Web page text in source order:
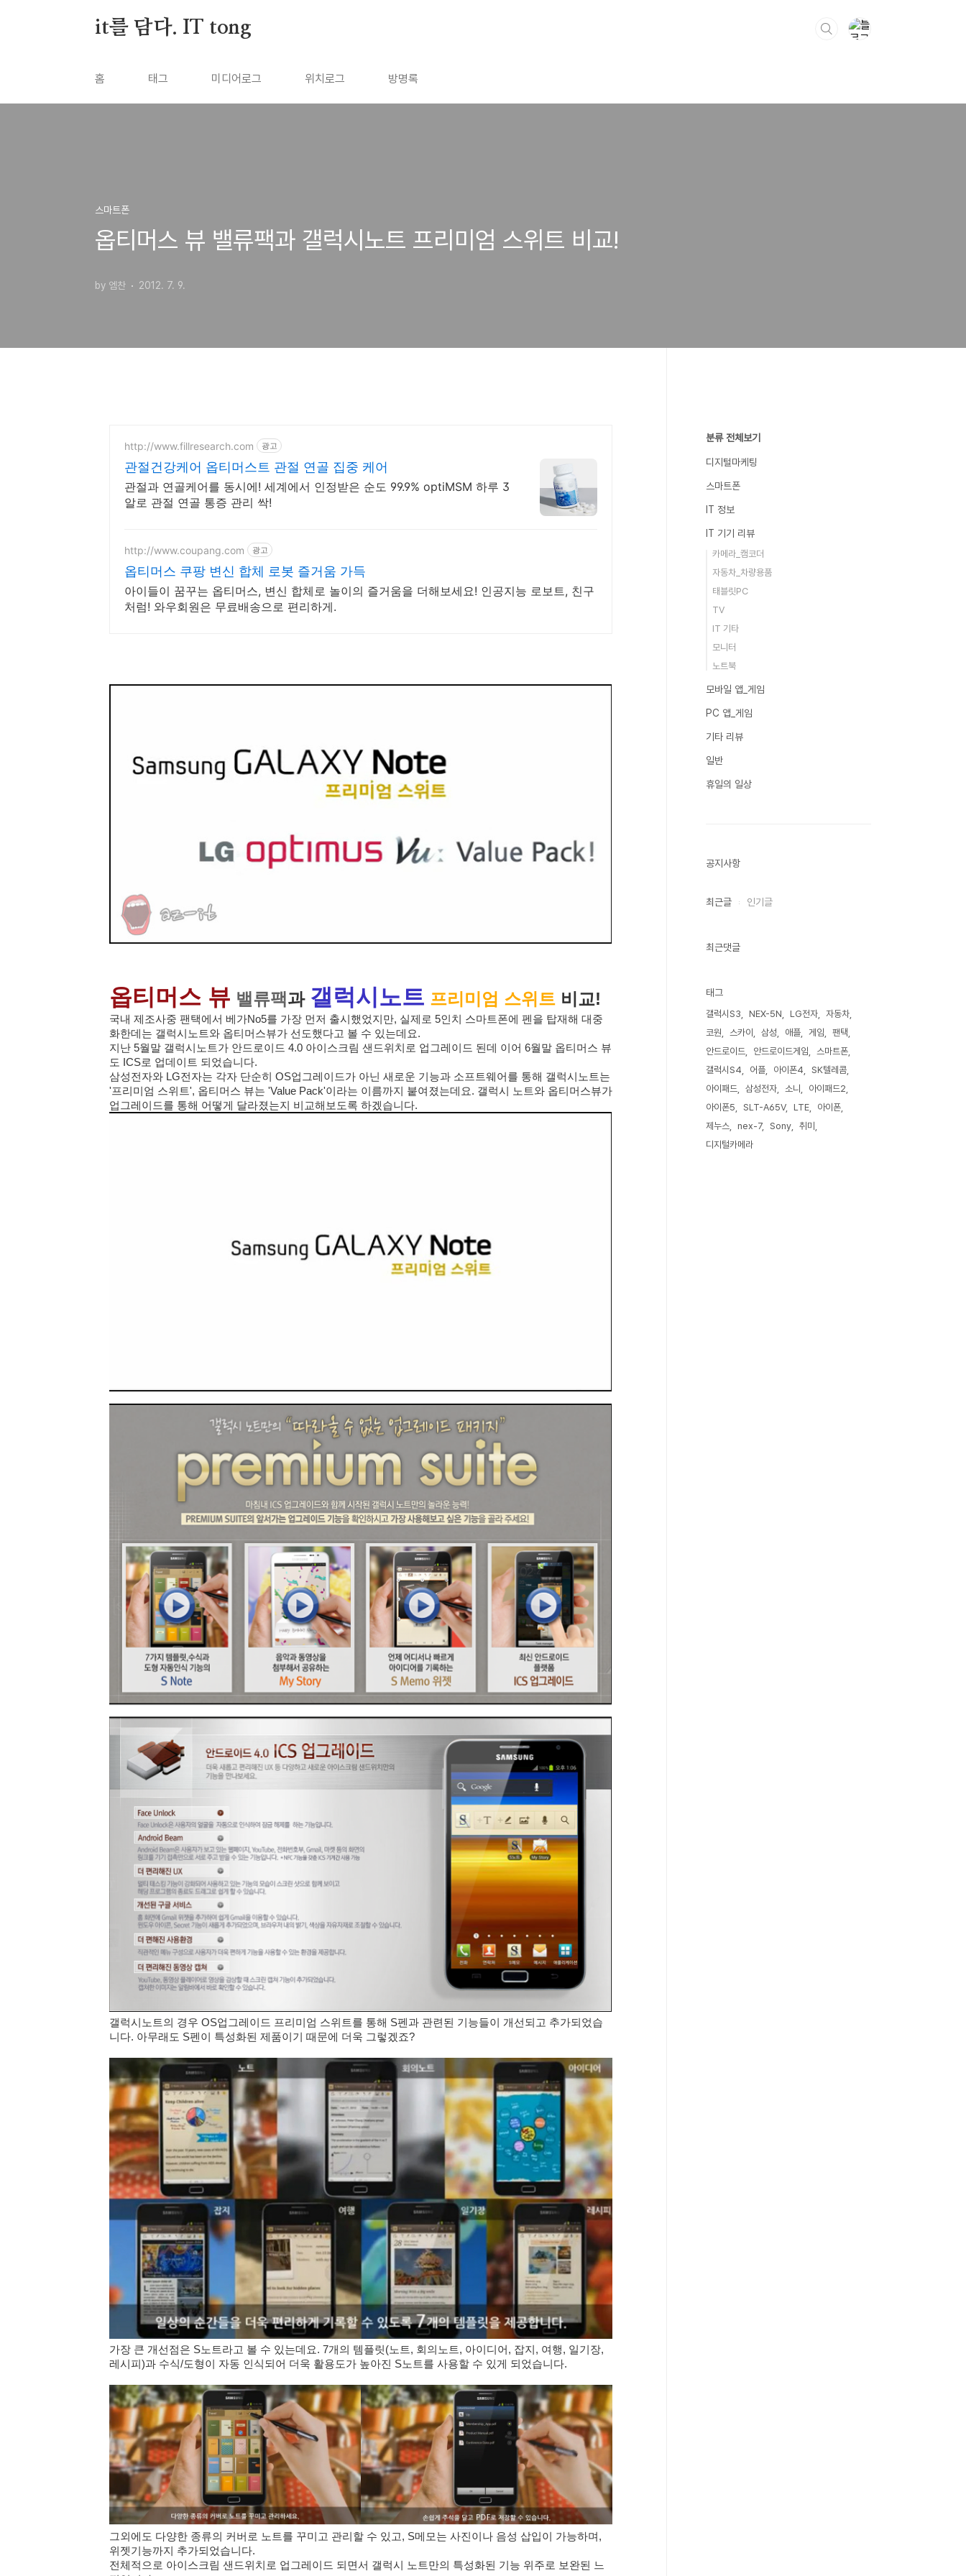
it를 담다. IT tong
홈 태그 미디어로그 위치로그 방명록
스마트폰
옵티머스 뷰 밸류팩과 갤럭시노트 프리미엄 스위트 비교!
by 엠찬 2012. 7. 9.
http://www.fillresearch.com 광고
관절건강케어 옵티머스트 관절 연골 집중 케어
관절과 연골케어를 동시에! 세계에서 인정받은 순도 99.9% optiMSM 하루 3
알로 관절 연골 통증 관리 싹!
http://www.coupang.com 광고
옵티머스 쿠팡 변신 합체 로봇 즐거움 가득
아이들이 꿈꾸는 옵티머스, 변신 합체로 놀이의 즐거움을 더해보세요! 인공지능 로보트, 친구
처럼! 와우회원은 무료배송으로 편리하게.
옵티머스 뷰 밸류팩 과 갤럭시노트 프리미엄 스위트 비교!
국내 제조사중 팬택에서 베가No5를 가장 먼저 출시했었지만, 실제로 5인치 스마트폰에 펜을 탑재해 대중
화한데는 갤럭시노트와 옵티머스뷰가 선도했다고 볼 수 있는데요.
지난 5월말 갤럭시노트가 안드로이드 4.0 아이스크림 샌드위치로 업그레이드 된데 이어 6월말 옵티머스 뷰
도 ICS로 업데이트 되었습니다.
삼성전자와 LG전자는 각자 단순히 OS업그레이드가 아닌 새로운 기능과 소프트웨어를 통해 갤럭시노트는
'프리미엄 스위트', 옵티머스 뷰는 'Value Pack'이라는 이름까지 붙여졌는데요. 갤럭시 노트와 옵티머스뷰가
업그레이드를 통해 어떻게 달라졌는지 비교해보도록 하겠습니다.
갤럭시노트의 경우 OS업그레이드 프리미엄 스위트를 통해 S펜과 관련된 기능들이 개선되고 추가되었습
니다. 아무래도 S펜이 특성화된 제품이기 때문에 더욱 그렇겠죠?
가장 큰 개선점은 S노트라고 볼 수 있는데요. 7개의 템플릿(노트, 회의노트, 아이디어, 잡지, 여행, 일기장,
레시피)과 수식/도형이 자동 인식되어 더욱 활용도가 높아진 S노트를 사용할 수 있게 되었습니다.
그외에도 다양한 종류의 커버로 노트를 꾸미고 관리할 수 있고, S메모는 사진이나 음성 삽입이 가능하며,
위젯기능까지 추가되었습니다.
전체적으로 아이스크림 샌드위치로 업그레이드 되면서 갤럭시 노트만의 특성화된 기능 위주로 보완된 느
분류 전체보기
디지털마케팅
스마트폰
IT 정보
IT 기기 리뷰
카메라_캠코더
자동차_차량용품
태블릿PC
TV
IT 기타
모니터
노트북
모바일 앱_게임
PC 앱_게임
기타 리뷰
일반
휴일의 일상
공지사항
최근글 인기글
최근댓글
태그
갤럭시S3 NEX-5N LG전자
자동차
코원
스카이 삼성 애플 게임
팬택
안드로이드
안드로이드게임
스마트폰
갤럭시S4
어플 아이폰4
SK텔레콤
아이패드
삼성전자 소니
아이패드2
아이폰5
SLT-A65V LTE
아이폰
제누스
nex-7 Sony
취미
디지털카메라